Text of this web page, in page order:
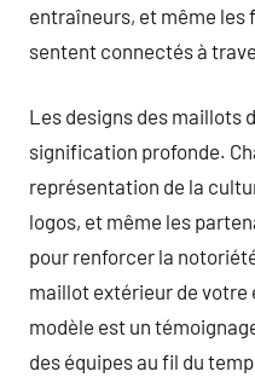
entraîneurs, et même les
sentent connectés à
Les designs des maillots
signification profonde.
représentation de la
logos, et même les
pour renforcer la
maillot extérieur de votre
modèle est un
des équipes au fil du